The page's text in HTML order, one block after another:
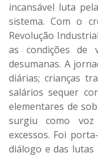
incansável luta
sistema. Com o
Revolução
as condições de
desumanas. A
diárias; crianças
salários sequer
elementares de
surgiu como
excessos. Foi
diálogo e das